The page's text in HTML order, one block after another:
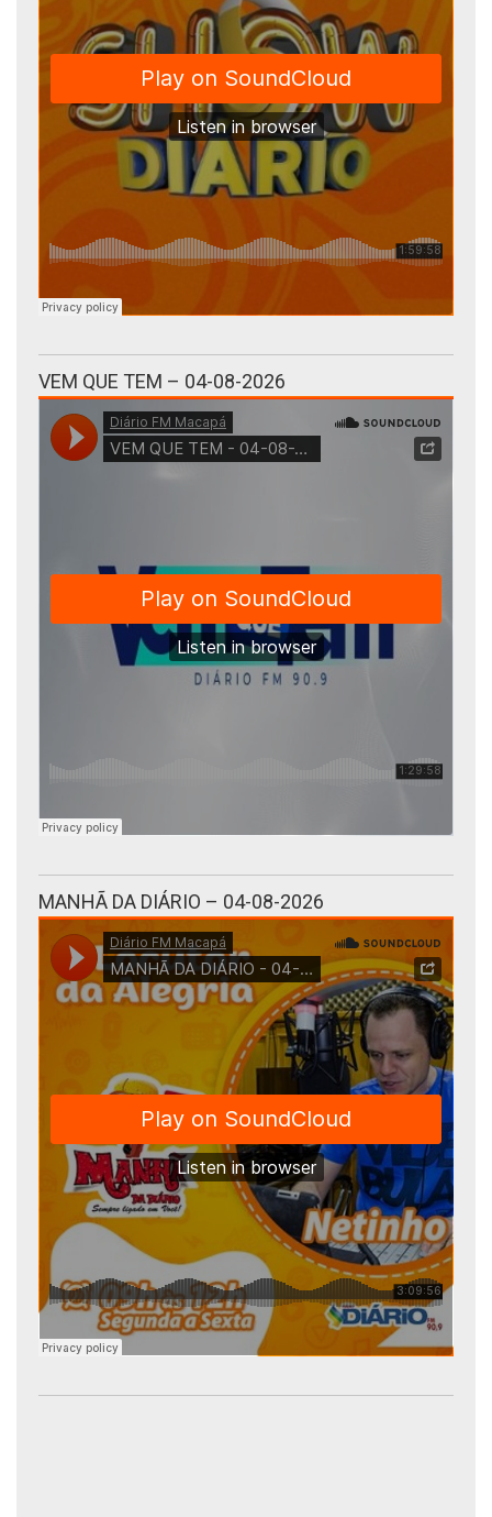
VEM QUE TEM – 04-08-2026
MANHÃ DA DIÁRIO – 04-08-2026